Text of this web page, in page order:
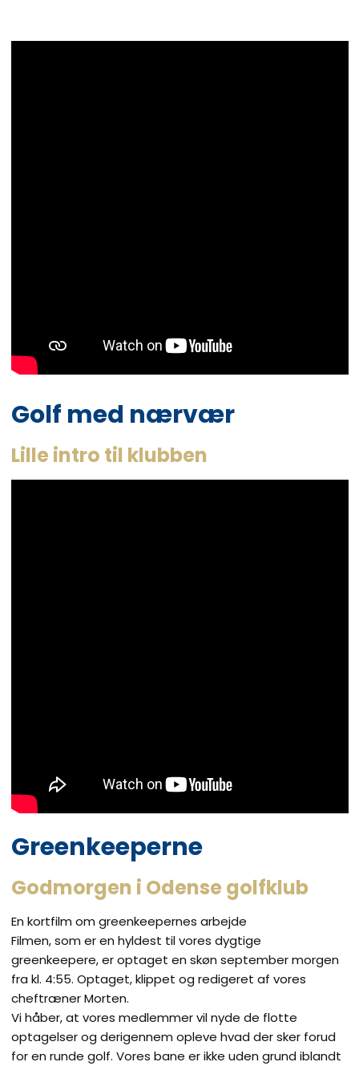
Golf med nærvær
Lille intro til klubben
Greenkeeperne
Godmorgen i Odense golfklub
​En kortfilm om greenkeepernes arbejde
Filmen, som er en hyldest til vores dygtige
greenkeepere, er optaget en skøn september morgen
fra kl. 4:55. Optaget, klippet og redigeret af vores
cheftræner Morten.
Vi håber, at vores medlemmer vil nyde de flotte
optagelser og derigennem opleve hvad der sker forud
for en runde golf. Vores bane er ikke uden grund iblandt